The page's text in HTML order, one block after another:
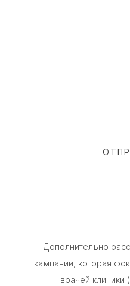
Дополнительно
кампании, которая
врачей клиники (